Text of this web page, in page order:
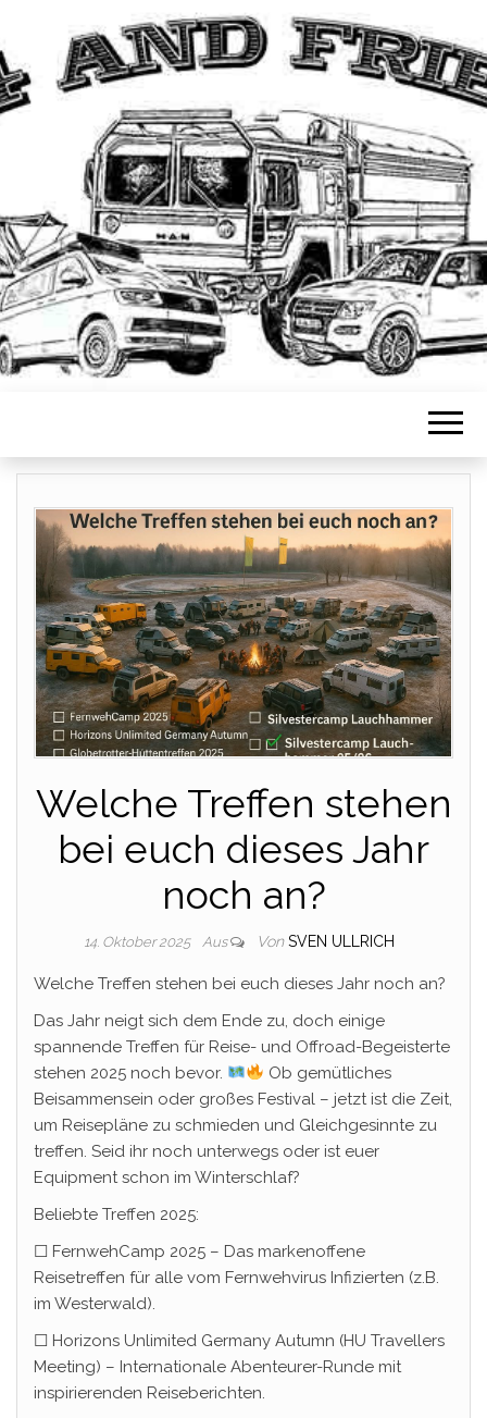
Welche Treffen stehen
bei euch dieses Jahr
noch an?
14. Oktober 2025 Aus Von SVEN ULLRICH
Welche Treffen stehen bei euch dieses Jahr noch an?
Das Jahr neigt sich dem Ende zu, doch einige
spannende Treffen für Reise- und Offroad-Begeisterte
stehen 2025 noch bevor.
Ob gemütliches
Beisammensein oder großes Festival – jetzt ist die Zeit,
um Reisepläne zu schmieden und Gleichgesinnte zu
treffen. Seid ihr noch unterwegs oder ist euer
Equipment schon im Winterschlaf?
Beliebte Treffen 2025:
☐ FernwehCamp 2025 – Das markenoffene
Reisetreffen für alle vom Fernwehvirus Infizierten (z.B.
im Westerwald).
☐ Horizons Unlimited Germany Autumn (HU Travellers
Meeting) – Internationale Abenteurer-Runde mit
inspirierenden Reiseberichten.